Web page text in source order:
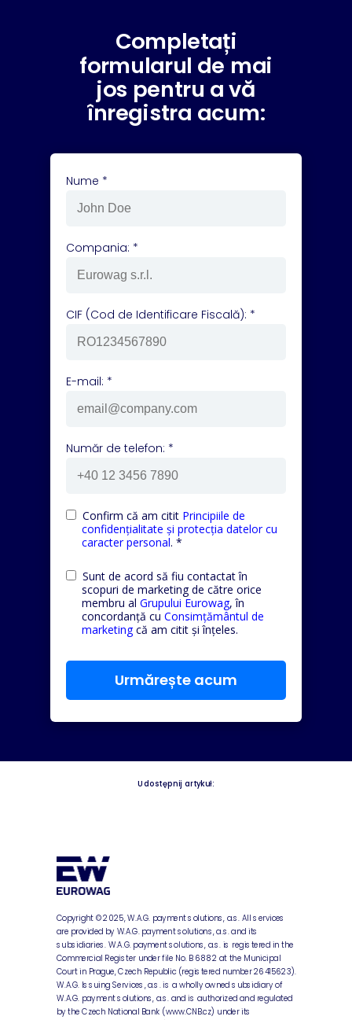
Nume *
Compania: *
CIF (Cod de Identificare Fiscală): *
E-mail: *
Număr de telefon: *
Confirm că am citit Principiile de
confidențialitate și protecția datelor cu
caracter personal. *
Sunt de acord să fiu contactat în
scopuri de marketing de către orice
membru al Grupului Eurowag, în
concordanță cu Consimțământul de
marketingcă am citit și înțeles.
Urmărește acum
Copyright © 2025, W.A.G. payment solutions, a.s. All services
are provided by W.A.G. payment solutions, a.s. and its
subsidiaries. W.A.G. payment solutions, a.s. is registered in the
Commercial Register under file No. B 6882 at the Municipal
Court in Prague, Czech Republic (registered number 26415623).
W.A.G. Issuing Services, a.s. is a wholly owned subsidiary of
W.A.G. payment solutions, a.s. and is authorized and regulated
by the Czech National Bank (www.CNB.cz) under its
Completați
formularul de mai
jos pentru a vă
înregistra acum:
Udostępnij artykuł: